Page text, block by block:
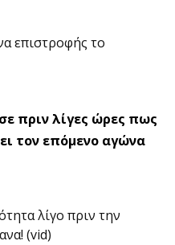
επιστροφής το
πριν λίγες ώρες πως
τον επόμενο αγώνα
λίγο πριν την
(vid)